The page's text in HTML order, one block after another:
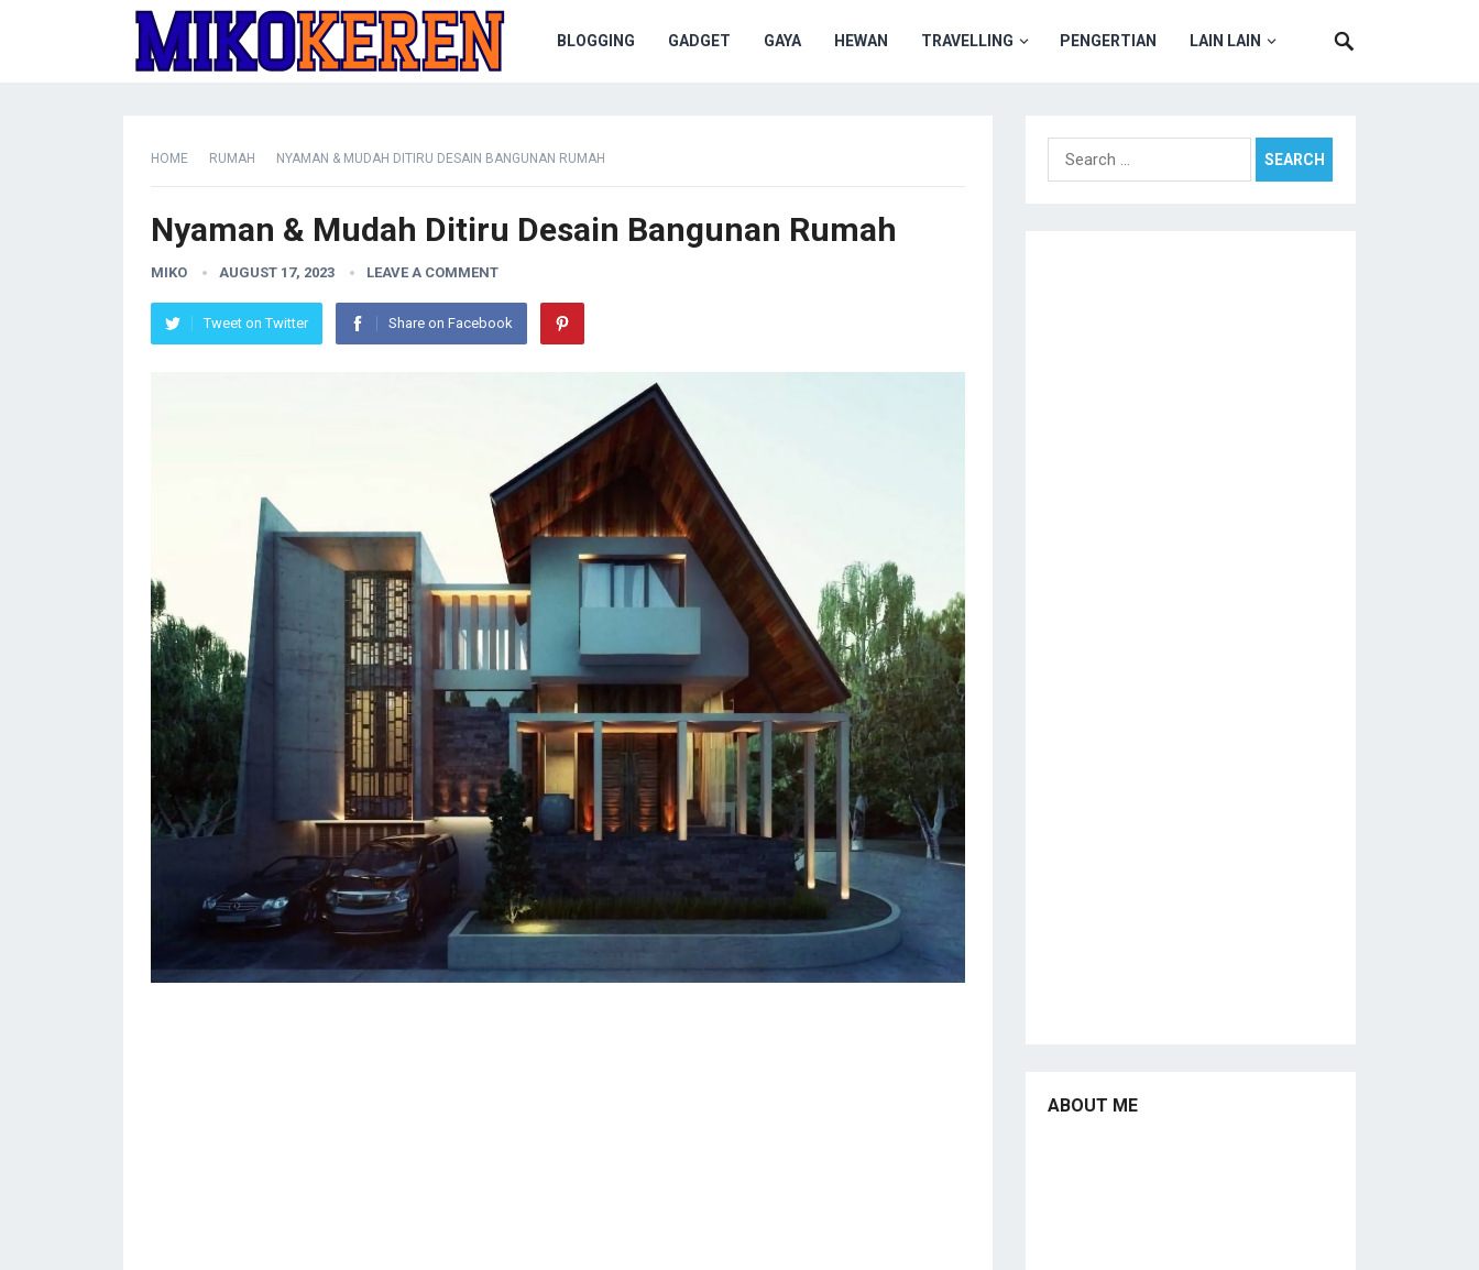
BLOGGING GADGET GAYA HEWAN TRAVELLING PENGERTIAN LAIN LAIN
HOME RUMAH NYAMAN & MUDAH DITIRU DESAIN BANGUNAN RUMAH
Nyaman & Mudah Ditiru Desain Bangunan Rumah
MIKO AUGUST 17, 2023 LEAVE A COMMENT
Tweet on Twitter Share on Facebook
Search
for:
ABOUT ME